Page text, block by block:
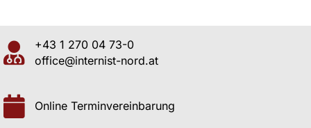
+43 1 270 04 73-0
office@internist-nord.at
Online Terminvereinbarung